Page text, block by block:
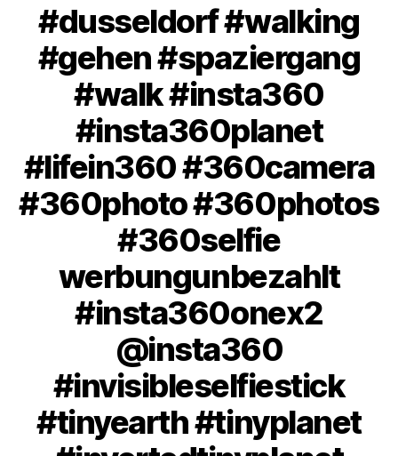
#dusseldorf #walking
#gehen #spaziergang
#walk #insta360
#insta360planet
#lifein360 #360camera
#360photo #360photos
#360selfie
werbungunbezahlt
#insta360onex2
@insta360
#invisibleselfiestick
#tinyearth #tinyplanet